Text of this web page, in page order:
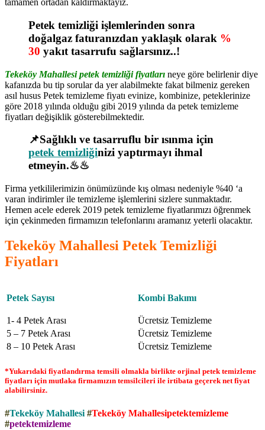
tamamen ortadan kaldırmaktayız.
Petek temizliği işlemlerinden sonra
doğalgaz faturanızdan yaklaşık olarak %
30 yakıt tasarrufu sağlarsınız..!
Tekeköy Mahallesi petek temizliği fiyatları neye göre belirlenir diye
kafanızda bu tip sorular da yer alabilmekte fakat bilmeniz gereken
asıl husus Petek temizleme fiyatı evinize, kombinize, peteklerinize
göre 2018 yılında olduğu gibi 2019 yılında da petek temizleme
fiyatları değişiklik gösterebilmektedir.
📌Sağlıklı ve tasarruflu bir ısınma için
petek temizliğinizi yaptırmayı ihmal
etmeyin.♨♨
Firma yetkililerimizin önümüzünde kış olması nedeniyle %40 ‘a
varan indirimler ile temizleme işlemlerini sizlere sunmaktadır.
Hemen acele ederek 2019 petek temizleme fiyatlarımızı öğrenmek
için çekinmeden firmamızın telefonlarını aramanız yeterli olacaktır.
Tekeköy Mahallesi Petek Temizliği
Fiyatları
Petek Sayısı Kombi Bakımı
1- 4 Petek Arası
Ücretsiz Temizleme
5 – 7 Petek Arası
Ücretsiz Temizleme
8 – 10 Petek Arası
Ücretsiz Temizleme
*Yukarıdaki fiyatlandırma temsili olmakla birlikte orjinal petek temizleme
fiyatları için mutlaka firmamızın temsilcileri ile irtibata geçerek net fiyat
alabilirsiniz.
#Tekeköy Mahallesi #Tekeköy Mahallesipetektemizleme
#petektemizleme